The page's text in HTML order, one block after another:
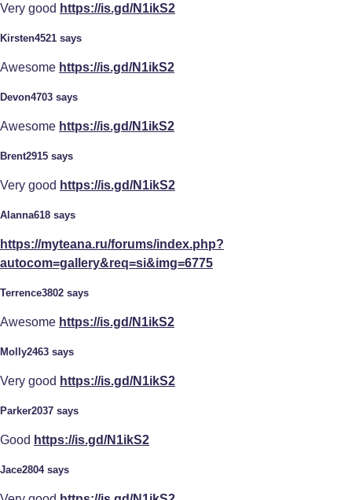
Very good https://is.gd/N1ikS2
Kirsten4521 says
Awesome https://is.gd/N1ikS2
Devon4703 says
Awesome https://is.gd/N1ikS2
Brent2915 says
Very good https://is.gd/N1ikS2
Alanna618 says
https://myteana.ru/forums/index.php?
autocom=gallery&req=si&img=6775
Terrence3802 says
Awesome https://is.gd/N1ikS2
Molly2463 says
Very good https://is.gd/N1ikS2
Parker2037 says
Good https://is.gd/N1ikS2
Jace2804 says